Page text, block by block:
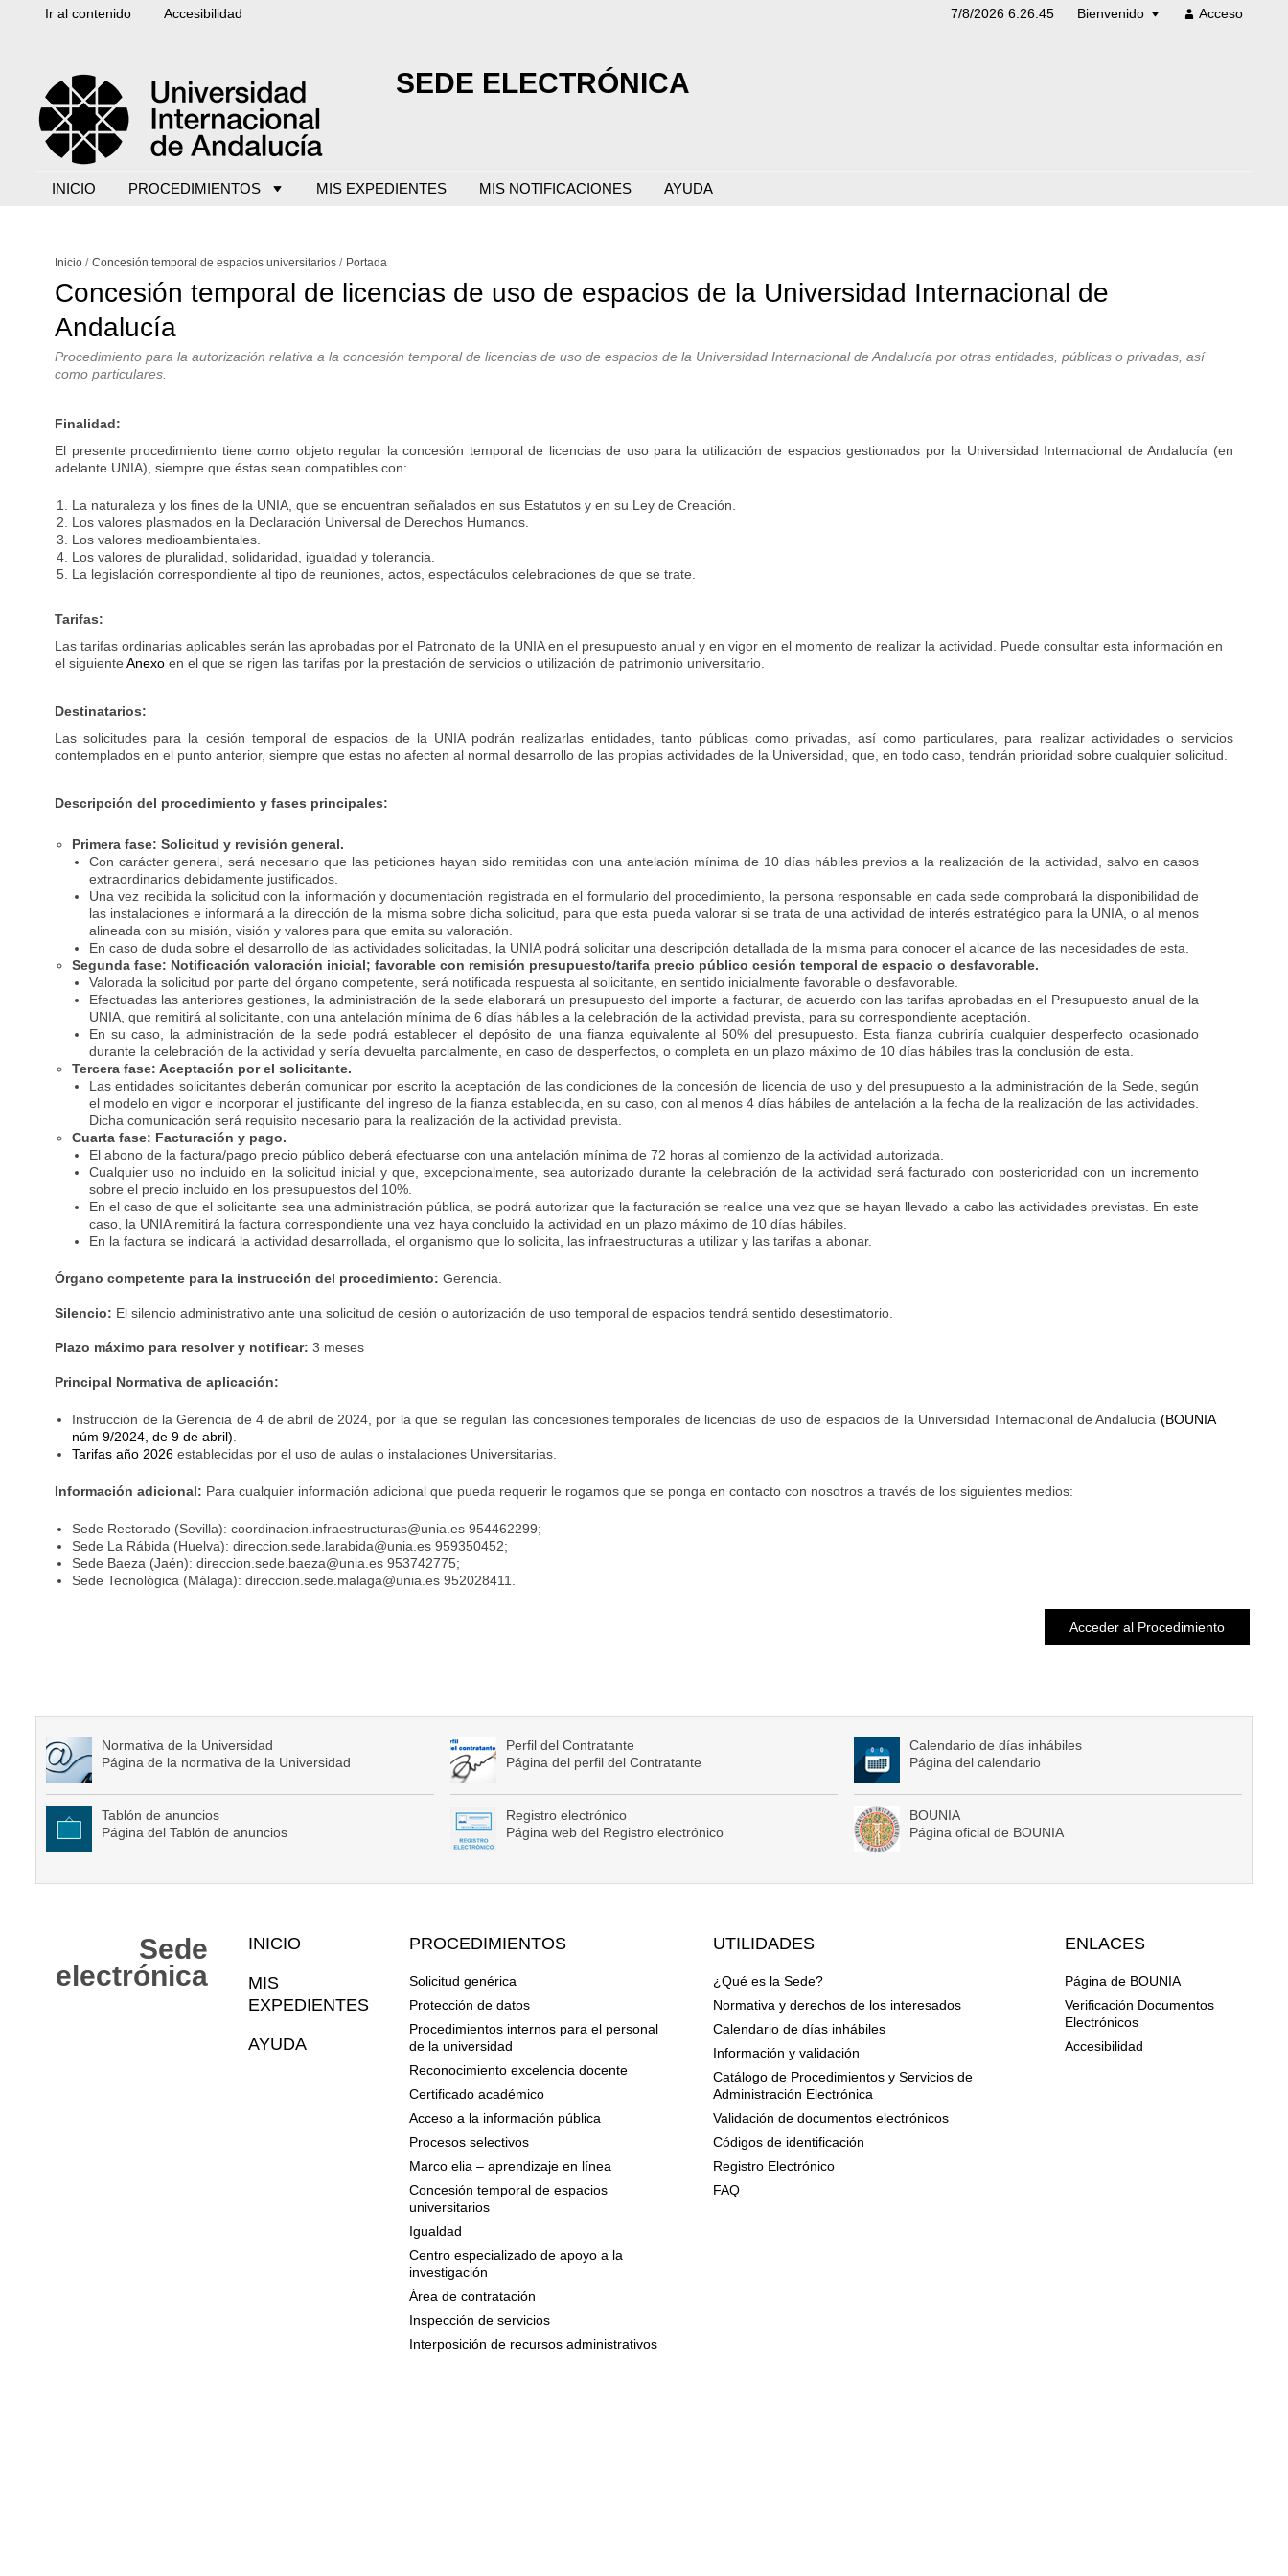
Ir al contenido Accesibilidad 7/8/2026 6:26:46 Bienvenido Acceso
SEDE ELECTRÓNICA
INICIO PROCEDIMIENTOS MIS EXPEDIENTES MIS NOTIFICACIONES AYUDA
Inicio Concesión temporal de espacios universitarios Portada
Concesión temporal de licencias de uso de espacios de la Universidad Internacional de
Andalucía
Procedimiento para la autorización relativa a la concesión temporal de licencias de uso de espacios de la Universidad Internacional de Andalucía por otras entidades, públicas o privadas, así
como particulares.
Finalidad:
El presente procedimiento tiene como objeto regular la concesión temporal de licencias de uso para la utilización de espacios gestionados por la Universidad Internacional de Andalucía (en
adelante UNIA), siempre que éstas sean compatibles con:
La naturaleza y los fines de la UNIA, que se encuentran señalados en sus Estatutos y en su Ley de Creación.
Los valores plasmados en la Declaración Universal de Derechos Humanos.
Los valores medioambientales.
Los valores de pluralidad, solidaridad, igualdad y tolerancia.
La legislación correspondiente al tipo de reuniones, actos, espectáculos celebraciones de que se trate.
Tarifas:
Las tarifas ordinarias aplicables serán las aprobadas por el Patronato de la UNIA en el presupuesto anual y en vigor en el momento de realizar la actividad. Puede consultar esta información en
el siguiente Anexo en el que se rigen las tarifas por la prestación de servicios o utilización de patrimonio universitario.
Destinatarios:
Las solicitudes para la cesión temporal de espacios de la UNIA podrán realizarlas entidades, tanto públicas como privadas, así como particulares, para realizar actividades o servicios
contemplados en el punto anterior, siempre que estas no afecten al normal desarrollo de las propias actividades de la Universidad, que, en todo caso, tendrán prioridad sobre cualquier solicitud.
Descripción del procedimiento y fases principales:
Primera fase: Solicitud y revisión general.
Con carácter general, será necesario que las peticiones hayan sido remitidas con una antelación mínima de 10 días hábiles previos a la realización de la actividad, salvo en casos
extraordinarios debidamente justificados.
Una vez recibida la solicitud con la información y documentación registrada en el formulario del procedimiento, la persona responsable en cada sede comprobará la disponibilidad de
las instalaciones e informará a la dirección de la misma sobre dicha solicitud, para que esta pueda valorar si se trata de una actividad de interés estratégico para la UNIA, o al menos
alineada con su misión, visión y valores para que emita su valoración.
En caso de duda sobre el desarrollo de las actividades solicitadas, la UNIA podrá solicitar una descripción detallada de la misma para conocer el alcance de las necesidades de esta.
Segunda fase: Notificación valoración inicial; favorable con remisión presupuesto/tarifa precio público cesión temporal de espacio o desfavorable.
Valorada la solicitud por parte del órgano competente, será notificada respuesta al solicitante, en sentido inicialmente favorable o desfavorable.
Efectuadas las anteriores gestiones, la administración de la sede elaborará un presupuesto del importe a facturar, de acuerdo con las tarifas aprobadas en el Presupuesto anual de la
UNIA, que remitirá al solicitante, con una antelación mínima de 6 días hábiles a la celebración de la actividad prevista, para su correspondiente aceptación.
En su caso, la administración de la sede podrá establecer el depósito de una fianza equivalente al 50% del presupuesto. Esta fianza cubriría cualquier desperfecto ocasionado
durante la celebración de la actividad y sería devuelta parcialmente, en caso de desperfectos, o completa en un plazo máximo de 10 días hábiles tras la conclusión de esta.
Tercera fase: Aceptación por el solicitante.
Las entidades solicitantes deberán comunicar por escrito la aceptación de las condiciones de la concesión de licencia de uso y del presupuesto a la administración de la Sede, según
el modelo en vigor e incorporar el justificante del ingreso de la fianza establecida, en su caso, con al menos 4 días hábiles de antelación a la fecha de la realización de las actividades.
Dicha comunicación será requisito necesario para la realización de la actividad prevista.
Cuarta fase: Facturación y pago.
El abono de la factura/pago precio público deberá efectuarse con una antelación mínima de 72 horas al comienzo de la actividad autorizada.
Cualquier uso no incluido en la solicitud inicial y que, excepcionalmente, sea autorizado durante la celebración de la actividad será facturado con posterioridad con un incremento
sobre el precio incluido en los presupuestos del 10%.
En el caso de que el solicitante sea una administración pública, se podrá autorizar que la facturación se realice una vez que se hayan llevado a cabo las actividades previstas. En este
caso, la UNIA remitirá la factura correspondiente una vez haya concluido la actividad en un plazo máximo de 10 días hábiles.
En la factura se indicará la actividad desarrollada, el organismo que lo solicita, las infraestructuras a utilizar y las tarifas a abonar.
Órgano competente para la instrucción del procedimiento: Gerencia.
Silencio: El silencio administrativo ante una solicitud de cesión o autorización de uso temporal de espacios tendrá sentido desestimatorio.
Plazo máximo para resolver y notificar: 3 meses
Principal Normativa de aplicación:
Instrucción de la Gerencia de 4 de abril de 2024, por la que se regulan las concesiones temporales de licencias de uso de espacios de la Universidad Internacional de Andalucía (BOUNIA
núm 9/2024, de 9 de abril)
Tarifas año 2026 establecidas por el uso de aulas o instalaciones Universitarias.
Información adicional: Para cualquier información adicional que pueda requerir le rogamos que se ponga en contacto con nosotros a través de los siguientes medios:
Sede Rectorado (Sevilla): coordinacion.infraestructuras@unia.es 954462299;
Sede La Rábida (Huelva): direccion.sede.larabida@unia.es 959350452;
Sede Baeza (Jaén): direccion.sede.baeza@unia.es 953742775;
Sede Tecnológica (Málaga): direccion.sede.malaga@unia.es 952028411.
Acceder al Procedimiento
Normativa de la Universidad
Página de la normativa de la Universidad
Perfil del Contratante
Página del perfil del Contratante
Calendario de días inhábiles
Página del calendario
Tablón de anuncios
Página del Tablón de anuncios
Registro electrónico
Página web del Registro electrónico
BOUNIA
Página oficial de BOUNIA
Web
Sede
electrónica
INICIO
MIS
EXPEDIENTES
AYUDA
PROCEDIMIENTOS
Solicitud genérica
Protección de datos
Procedimientos internos para el personal
de la universidad
Reconocimiento excelencia docente
Certificado académico
Acceso a la información pública
Procesos selectivos
Marco elia – aprendizaje en línea
Concesión temporal de espacios
universitarios
Igualdad
Centro especializado de apoyo a la
investigación
Área de contratación
Inspección de servicios
Interposición de recursos administrativos
UTILIDADES
¿Qué es la Sede?
Normativa y derechos de los interesados
Calendario de días inhábiles
Información y validación
Catálogo de Procedimientos y Servicios de
Administración Electrónica
Validación de documentos electrónicos
Códigos de identificación
Registro Electrónico
FAQ
ENLACES
Página de BOUNIA
Verificación Documentos
Electrónicos
Accesibilidad